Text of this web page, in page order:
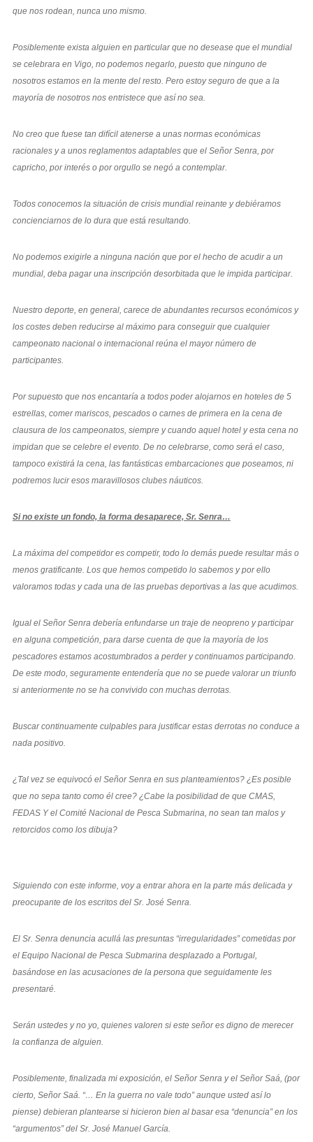
que nos rodean, nunca uno mismo.
Posiblemente exista alguien en particular que no desease que el mundial
se celebrara en Vigo, no podemos negarlo, puesto que ninguno de
nosotros estamos en la mente del resto. Pero estoy seguro de que a la
mayoría de nosotros nos entristece que así no sea.
No creo que fuese tan difícil atenerse a unas normas económicas
racionales y a unos reglamentos adaptables que el Señor Senra, por
capricho, por interés o por orgullo se negó a contemplar.
Todos conocemos la situación de crisis mundial reinante y debiéramos
concienciarnos de lo dura que está resultando.
No podemos exigirle a ninguna nación que por el hecho de acudir a un
mundial, deba pagar una inscripción desorbitada que le impida participar.
Nuestro deporte, en general, carece de abundantes recursos económicos y
los costes deben reducirse al máximo para conseguir que cualquier
campeonato nacional o internacional reúna el mayor número de
participantes.
Por supuesto que nos encantaría a todos poder alojarnos en hoteles de 5
estrellas, comer mariscos, pescados o carnes de primera en la cena de
clausura de los campeonatos, siempre y cuando aquel hotel y esta cena no
impidan que se celebre el evento. De no celebrarse, como será el caso,
tampoco existirá la cena, las fantásticas embarcaciones que poseamos, ni
podremos lucir esos maravillosos clubes náuticos.
Si no existe un fondo, la forma desaparece, Sr. Senra…
La máxima del competidor es competir, todo lo demás puede resultar más o
menos gratificante. Los que hemos competido lo sabemos y por ello
valoramos todas y cada una de las pruebas deportivas a las que acudimos.
Igual el Señor Senra debería enfundarse un traje de neopreno y participar
en alguna competición, para darse cuenta de que la mayoría de los
pescadores estamos acostumbrados a perder y continuamos participando.
De este modo, seguramente entendería que no se puede valorar un triunfo
si anteriormente no se ha convivido con muchas derrotas.
Buscar continuamente culpables para justificar estas derrotas no conduce a
nada positivo.
¿Tal vez se equivocó el Señor Senra en sus planteamientos? ¿Es posible
que no sepa tanto como él cree? ¿Cabe la posibilidad de que CMAS,
FEDAS Y el Comité Nacional de Pesca Submarina, no sean tan malos y
retorcidos como los dibuja?
Siguiendo con este informe, voy a entrar ahora en la parte más delicada y
preocupante de los escritos del Sr. José Senra.
El Sr. Senra denuncia acullá las presuntas “irregularidades” cometidas por
el Equipo Nacional de Pesca Submarina desplazado a Portugal,
basándose en las acusaciones de la persona que seguidamente les
presentaré.
Serán ustedes y no yo, quienes valoren si este señor es digno de merecer
la confianza de alguien.
Posiblemente, finalizada mi exposición, el Señor Senra y el Señor Saá, (por
cierto, Señor Saá. “… En la guerra no vale todo” aunque usted así lo
piense) debieran plantearse si hicieron bien al basar esa “denuncia” en los
“argumentos” del Sr. José Manuel García.